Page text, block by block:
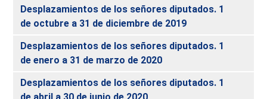
Desplazamientos de los señores diputados. 1
de octubre a 31 de diciembre de 2019
Desplazamientos de los señores diputados. 1
de enero a 31 de marzo de 2020
Desplazamientos de los señores diputados. 1
de abril a 30 de junio de 2020